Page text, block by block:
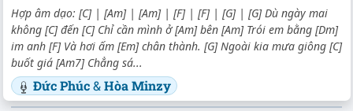
Hợp âm dạo: [C] | [Am] | [Am] | [F] | [F] | [G] | [G] Dù ngày mai
không [C] đến [C] Chỉ cần mình ở [Am] bên [Am] Trói em bằng [Dm]
im anh [F] Và hơi ấm [Em] chân thành. [G] Ngoài kia mưa giông [C]
buốt giá [Am7] Chẳng sá...
Đức Phúc&Hòa Minzy